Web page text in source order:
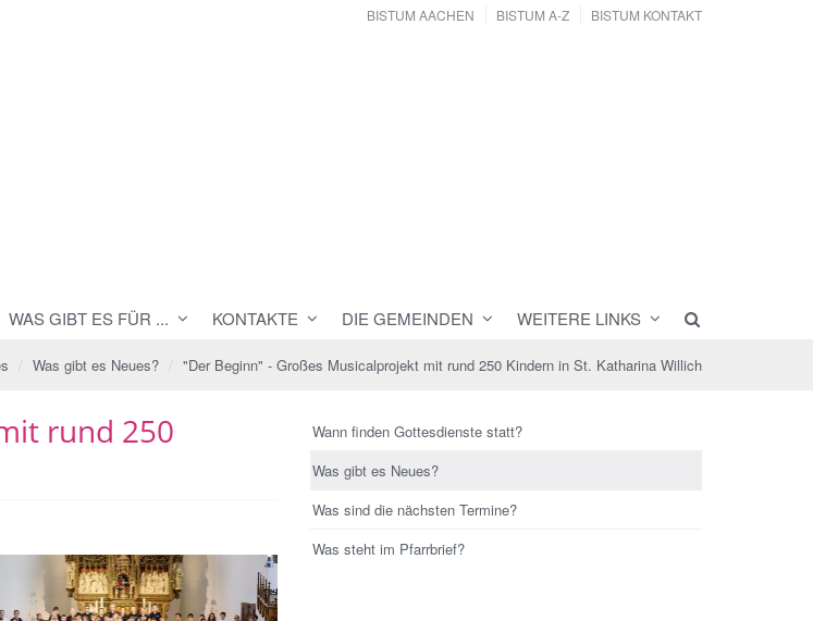
BISTUM AACHEN BISTUM A-Z BISTUM KONTAKT
WAS GIBT ES FÜR ... KONTAKTE DIE GEMEINDEN WEITERE LINKS
Was gibt es Neues? "Der Beginn" - Großes Musicalprojekt mit rund 250 Kindern in St. Katharina Willich
rund 250
Wann finden Gottesdienste statt?
Was gibt es Neues?
Was sind die nächsten Termine?
Was steht im Pfarrbrief?